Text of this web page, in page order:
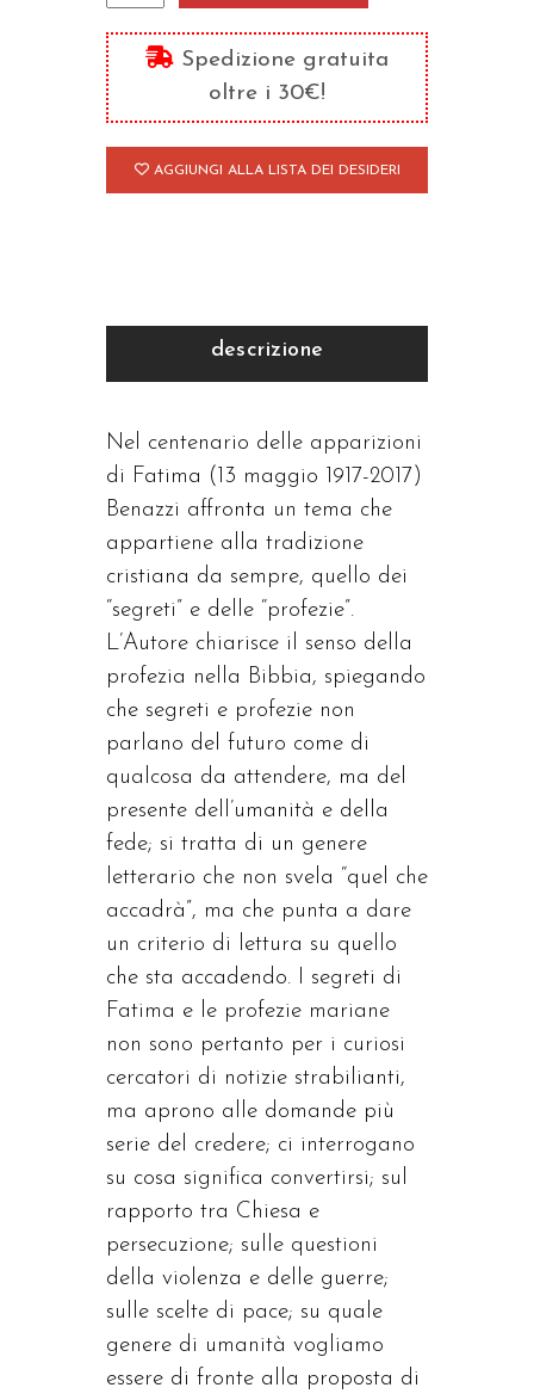
l'infinito
segreto
quantità
Spedizione gratuita
oltre i 30€!
AGGIUNGI ALLA LISTA DEI DESIDERI
descrizione
Nel centenario delle apparizioni
di Fatima (13 maggio 1917-2017)
Benazzi affronta un tema che
appartiene alla tradizione
cristiana da sempre, quello dei
“segreti” e delle “profezie”.
L’Autore chiarisce il senso della
profezia nella Bibbia, spiegando
che segreti e profezie non
parlano del futuro come di
qualcosa da attendere, ma del
presente dell’umanità e della
fede; si tratta di un genere
letterario che non svela “quel che
accadrà”, ma che punta a dare
un criterio di lettura su quello
che sta accadendo. I segreti di
Fatima e le profezie mariane
non sono pertanto per i curiosi
cercatori di notizie strabilianti,
ma aprono alle domande più
serie del credere; ci interrogano
su cosa significa convertirsi; sul
rapporto tra Chiesa e
persecuzione; sulle questioni
della violenza e delle guerre;
sulle scelte di pace; su quale
genere di umanità vogliamo
essere di fronte alla proposta di